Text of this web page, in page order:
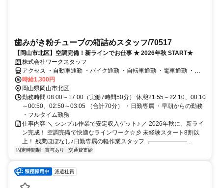
歯みがき粉チューブの箱詰めスタッフ/70517
【岡山市北区】空調完備！新ラインでお仕事 ★ 2026年秋 START★
株式会社ワークスタッフ
アクセス ・自動車通勤 ・バイク通勤 ・自転車通勤 ・電車通勤 ・バ
ス通勤 ・徒歩通勤
時給1,300円
岡山県岡山市北区
勤務時間 08:00～17:00（実働7時間50分） 休憩21:55～22:10、00:10
～00:50、02:50～03:05 （合計70分） ・日勤専属 ・早朝からの勤務
・フルタイム勤務
仕事内容 ＼ シンプル作業で安定収入ゲット♪ ／ 2026年秋に、新ライ
ン完成！ 空調完備で快適なラインワーク☆彡 未経験スタート8割以
上！ 残業ほぼなし♪日勤専属の軽作業スタッフ ┏━━━━━━...
固定時間制 賞与あり 交通費支給
派遣社員